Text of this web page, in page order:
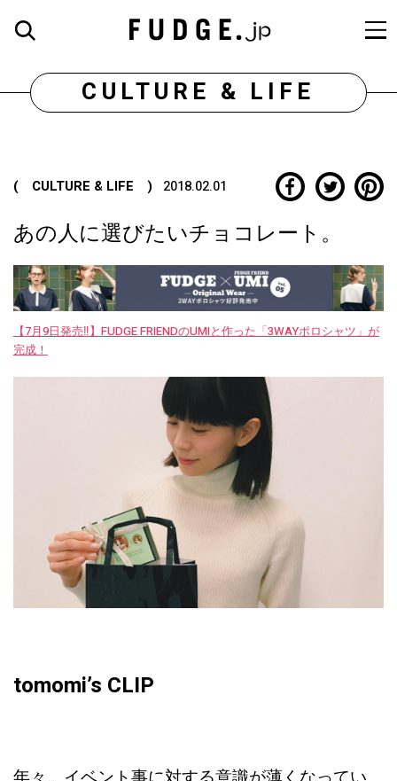
CULTURE & LIFE
( CULTURE & LIFE ) 2018.02.01
あの人に選びたいチョコレート。
【7月9日発売‼︎】FUDGE FRIENDのUMIと作った「3WAYポロシャツ」が
完成！
tomomi’s CLIP